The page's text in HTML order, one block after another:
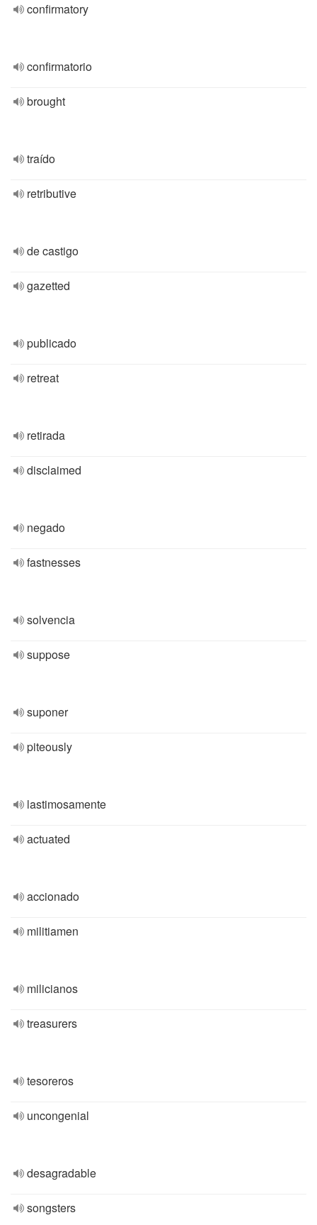
confirmatory
confirmatorio
brought
traído
retributive
de castigo
gazetted
publicado
retreat
retirada
disclaimed
negado
fastnesses
solvencia
suppose
suponer
piteously
lastimosamente
actuated
accionado
militiamen
milicianos
treasurers
tesoreros
uncongenial
desagradable
songsters